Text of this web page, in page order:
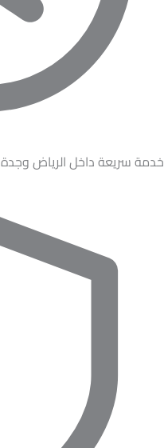
خدمة سريعة داخل الرياض وجدة